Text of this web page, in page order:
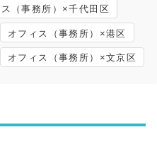
（事務所）×千代田区
オフィス（事務所）×港区
オフィス（事務所）×文京区